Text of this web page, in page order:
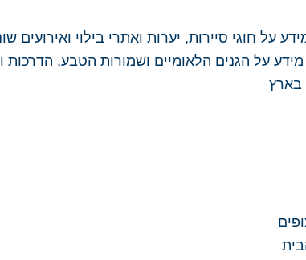
על חוגי סיירות, יערות ואתרי בילוי
מידע על הגנים הלאומיים ושמורות הטבע, הדרכות
בארץ